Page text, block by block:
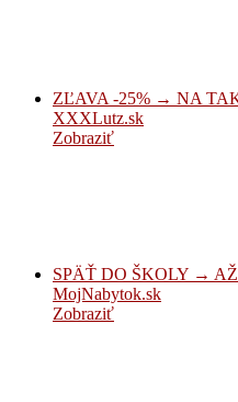
ZĽAVA -25% → NA
XXXLutz.sk
Zobraziť
SPÄŤ DO ŠKOLY →
MojNabytok.sk
Zobraziť